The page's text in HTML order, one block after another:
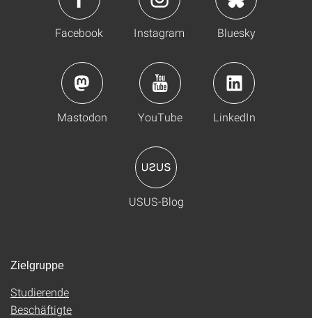
Facebook Instagram Bluesky
Mastodon YouTube LinkedIn
USUS-Blog
Zielgruppe
Studierende
Beschäftigte